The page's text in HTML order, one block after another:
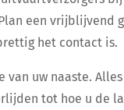
een vrijblijvend
het contact is.
van uw naaste.
tot hoe u de